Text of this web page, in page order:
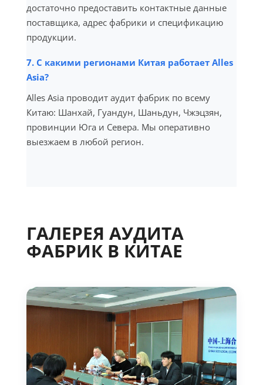
достаточно предоставить контактные данные
поставщика, адрес фабрики и спецификацию
продукции.
7. С какими регионами Китая работает Alles
Asia?
Alles Asia проводит аудит фабрик по всему
Китаю: Шанхай, Гуандун, Шаньдун, Чжэцзян,
провинции Юга и Севера. Мы оперативно
выезжаем в любой регион.
ГАЛЕРЕЯ АУДИТА
ФАБРИК В КИТАЕ